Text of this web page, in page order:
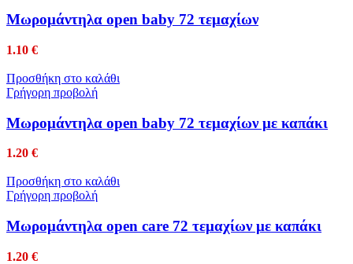
Μωρομάντηλα open baby 72 τεμαχίων
1.10 €
Προσθήκη στο καλάθι
Γρήγορη προβολή
Μωρομάντηλα open baby 72 τεμαχίων με καπάκι
1.20 €
Προσθήκη στο καλάθι
Γρήγορη προβολή
Μωρομάντηλα open care 72 τεμαχίων με καπάκι
1.20 €